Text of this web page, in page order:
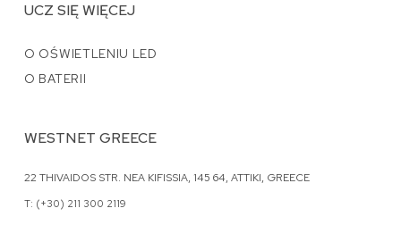
UCZ SIĘ WIĘCEJ
O OŚWIETLENIU LED
O BATERII
WESTNET GREECE
22 THIVAIDOS STR. NEA KIFISSIA, 145 64, ATTIKI, GREECE
T: (+30) 211 300 2119